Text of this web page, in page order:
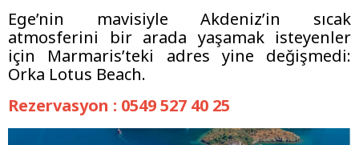
Ege’nin mavisiyle Akdeniz’in sıcak
atmosferini bir arada yaşamak isteyenler
için Marmaris’teki adres yine değişmedi:
Orka Lotus Beach.
Rezervasyon : 0549 527 40 25